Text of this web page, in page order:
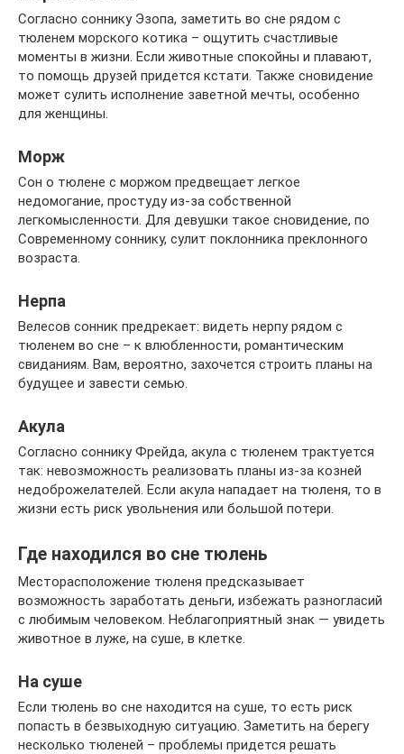
Согласно соннику Эзопа, заметить во сне рядом с
тюленем морского котика – ощутить счастливые
моменты в жизни. Если животные спокойны и плавают,
то помощь друзей придется кстати. Также сновидение
может сулить исполнение заветной мечты, особенно
для женщины.
Морж
Сон о тюлене с моржом предвещает легкое
недомогание, простуду из-за собственной
легкомысленности. Для девушки такое сновидение, по
Современному соннику, сулит поклонника преклонного
возраста.
Нерпа
Велесов сонник предрекает: видеть нерпу рядом с
тюленем во сне – к влюбленности, романтическим
свиданиям. Вам, вероятно, захочется строить планы на
будущее и завести семью.
Акула
Согласно соннику Фрейда, акула с тюленем трактуется
так: невозможность реализовать планы из-за козней
недоброжелателей. Если акула нападает на тюленя, то в
жизни есть риск увольнения или большой потери.
Где находился во сне тюлень
Месторасположение тюленя предсказывает
возможность заработать деньги, избежать разногласий
с любимым человеком. Неблагоприятный знак — увидеть
животное в луже, на суше, в клетке.
На суше
Если тюлень во сне находится на суше, то есть риск
попасть в безвыходную ситуацию. Заметить на берегу
несколько тюленей – проблемы придется решать